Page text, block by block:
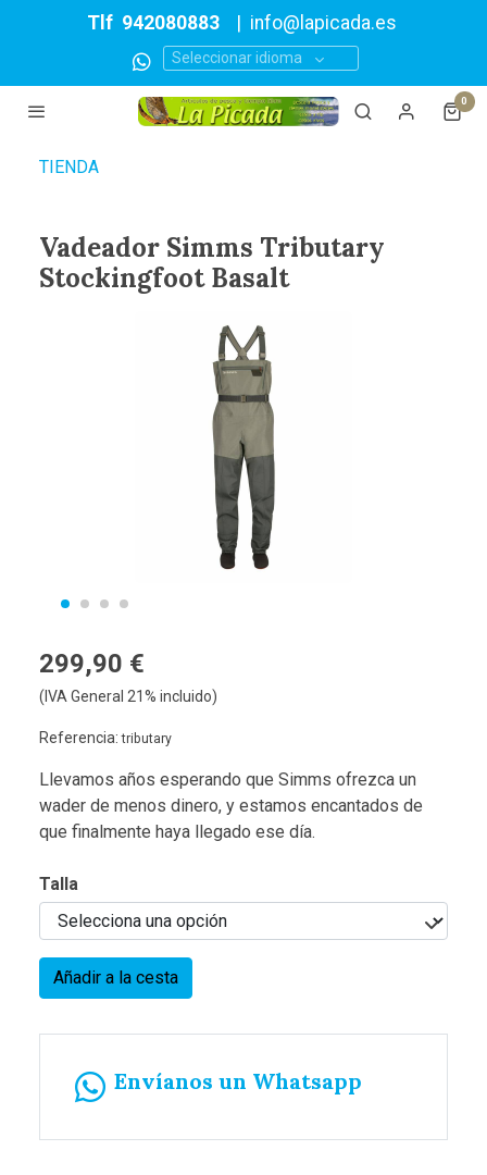
Tlf 942080883 info@lapicada.es
Seleccionar idioma
0
TIENDA
Vadeador Simms Tributary
Stockingfoot Basalt
299,90 €
(IVA General 21% incluido)
Referencia:tributary
Llevamos años esperando que Simms ofrezca un
wader de menos dinero, y estamos encantados de
que finalmente haya llegado ese día.
Talla
Añadir a la cesta
Envíanos un Whatsapp